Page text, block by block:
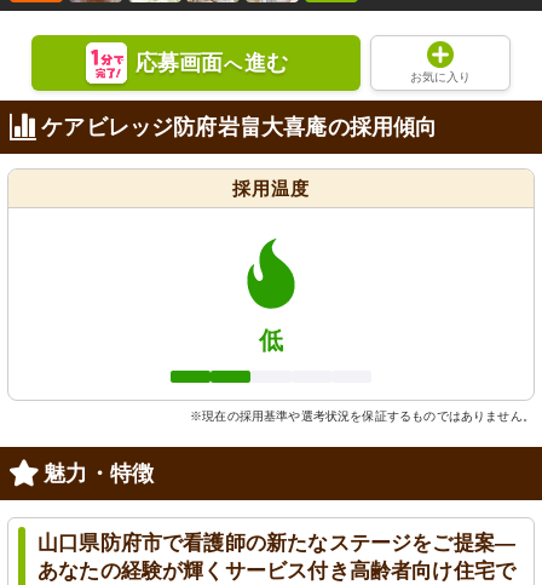
応募画面へ進む
お気に入り
ケアビレッジ防府岩畠大喜庵の採用傾向
採用温度
低
※現在の採用基準や選考状況を保証するものではありません。
魅力・特徴
山口県防府市で看護師の新たなステージをご提案―
あなたの経験が輝くサービス付き高齢者向け住宅で